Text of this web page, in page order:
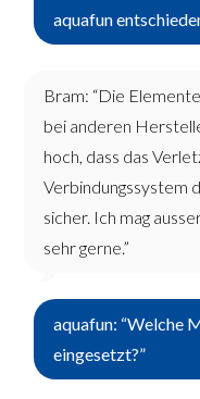
aquafun
Bram: “Die
bei anderen
hoch, dass das
Verbindungssystem
sicher. Ich mag
sehr gerne.”
aquafun: “Welche
eingesetzt?”